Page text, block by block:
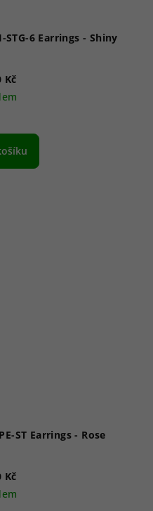
STG-6 Earrings - Shiny
Kč
ST Earrings - Rose
Kč